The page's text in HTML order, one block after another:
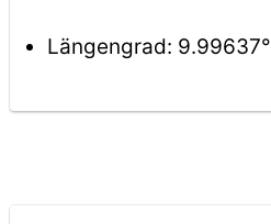
Längengrad: 9.99637°